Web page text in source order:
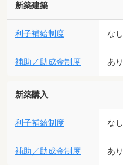
新築建築
利子補給制度 なし
補助／助成金制度 あり
新築購入
利子補給制度 なし
補助／助成金制度 あり